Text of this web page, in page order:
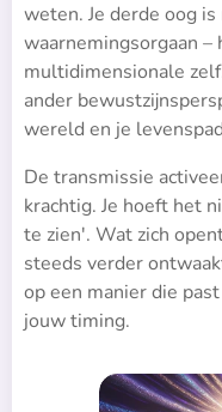
weten. Je derde oog
waarnemingsorgaan –
multidimensionale
ander
wereld en je
De transmissie
krachtig. Je hoeft het
te zien'. Wat zich
steeds verder
op een manier die
jouw timing.